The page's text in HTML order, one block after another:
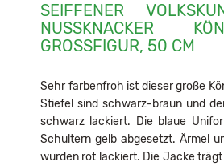
SEIFFENER
NUSSKNACKER
GROSSFIGUR, 50 CM
Sehr farbenfroh ist dieser große
Stiefel sind schwarz-braun und
schwarz lackiert. Die blaue
Schultern gelb abgesetzt. Ärmel
wurden rot lackiert. Die Jacke